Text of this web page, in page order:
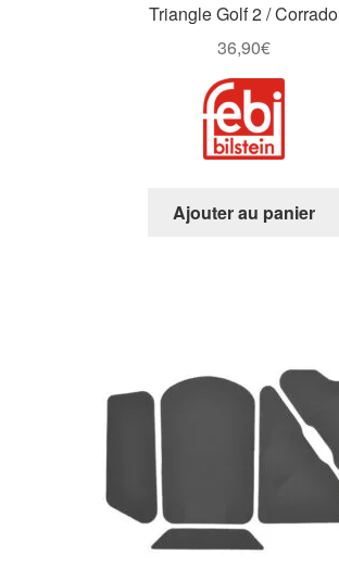
Triangle Golf 2 / Corrado
36,90€
Ajouter au panier